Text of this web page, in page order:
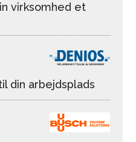
virksomhed et
din arbejdsplads